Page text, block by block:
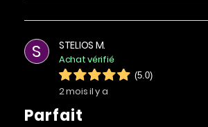
S STELIOS M.
Achat vérifié
(5.0)
2 mois il y a
Parfait